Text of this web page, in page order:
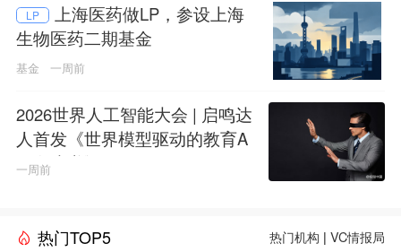
LP
上海医药做LP，参设上海
生物医药二期基金
基金 一周前
2026世界人工智能大会 | 启鸣达
人首发《世界模型驱动的教育A
GI白皮书》
一周前
热门TOP5 热门机构 |VC情报局